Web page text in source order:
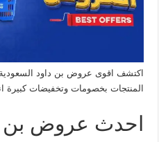
اكتشف اقوى عروض بن داود
المنتجات بخصومات وتخفيضات كبيرة
احدث عروض بن